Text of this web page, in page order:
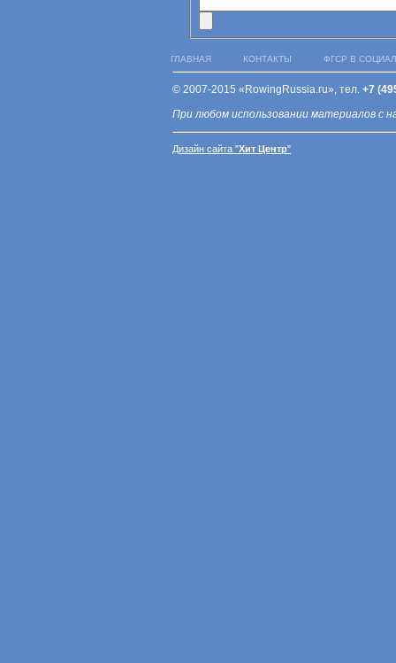
ГЛАВНАЯ КОНТАКТЫ ФГСР В
© 2007-2015 «RowingRussia.ru», тел. +7
При любом использовании материалов с
Дизайн сайта "Хит Центр"